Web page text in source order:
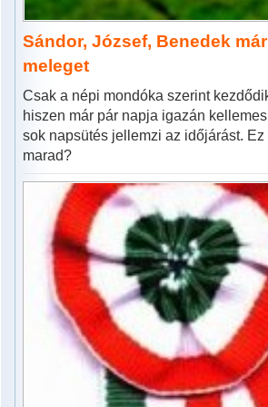
Sándor, József, Benedek
meleget
Csak a népi mondóka szerint
hiszen már pár napja igazán
sok napsütés jellemzi az időjárást.
marad?